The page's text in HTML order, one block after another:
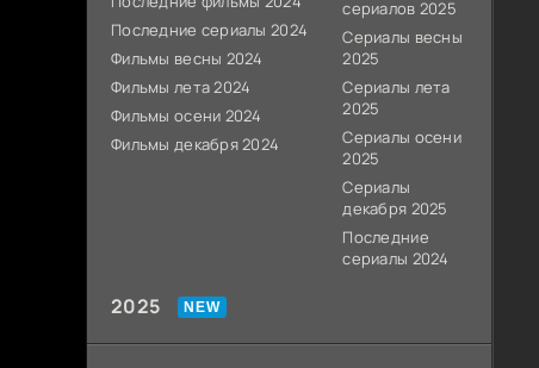
Последние сериалы 2024
Фильмы весны 2024
Фильмы лета 2024
Фильмы осени 2024
Фильмы декабря 2024
сериалов 2025
Сериалы весны
2025
Сериалы лета
2025
Сериалы осени
2025
Сериалы
декабря 2025
Последние
сериалы 2024
2025